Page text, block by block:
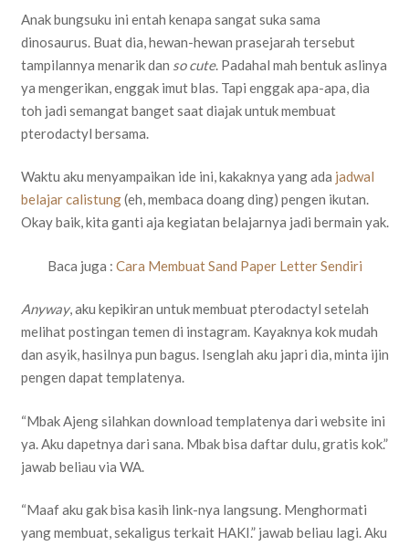
Anak bungsuku ini entah kenapa sangat suka sama
dinosaurus. Buat dia, hewan-hewan prasejarah tersebut
tampilannya menarik dan so cute. Padahal mah bentuk aslinya
ya mengerikan, enggak imut blas. Tapi enggak apa-apa, dia
toh jadi semangat banget saat diajak untuk membuat
pterodactyl bersama.
Waktu aku menyampaikan ide ini, kakaknya yang ada jadwal
belajar calistung(eh, membaca doang ding) pengen ikutan.
Okay baik, kita ganti aja kegiatan belajarnya jadi bermain yak.
Baca juga : Cara Membuat Sand Paper Letter Sendiri
Anyway, aku kepikiran untuk membuat pterodactyl setelah
melihat postingan temen di instagram. Kayaknya kok mudah
dan asyik, hasilnya pun bagus. Isenglah aku japri dia, minta ijin
pengen dapat templatenya.
“Mbak Ajeng silahkan download templatenya dari website ini
ya. Aku dapetnya dari sana. Mbak bisa daftar dulu, gratis kok.”
jawab beliau via WA.
“Maaf aku gak bisa kasih link-nya langsung. Menghormati
yang membuat, sekaligus terkait HAKI.” jawab beliau lagi. Aku